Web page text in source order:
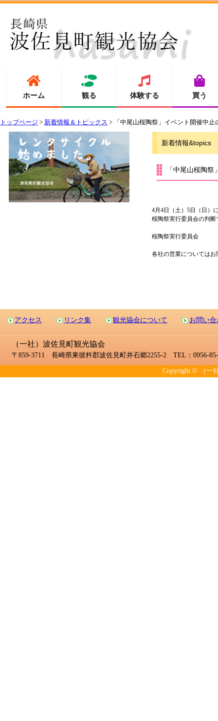
ホーム 観る 体験する 買う
トップページ > 新着情報＆トピックス > 「中尾山桜陶祭」イベント開催中止
新着情報&topics
「中尾山桜陶
4月4日（土）5日（日）
桜陶祭実行委員会の判
桜陶祭実行委員会
各社の営業についてはお
アクセス リンク集 観光協会について お問い
（一社）波佐見町観光協会
〒859-3711 長崎県東彼杵郡波佐見町井石郷2255-2 TEL：0956-
Copyright © （一